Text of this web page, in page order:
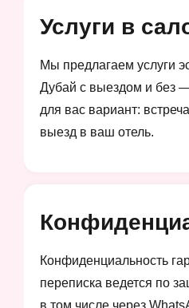
Мы предлагаем услуги
Дубай с выездом и без
для вас вариант:
выезд в ваш отель.
Конфиденциальность
переписка ведется по
в том числе через